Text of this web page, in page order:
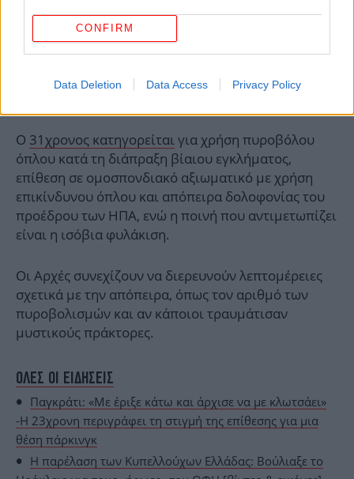
CONFIRM
Data Deletion Data Access Privacy Policy
Ο 31χρονος κατηγορείταιγια χρήση πυροβόλου
όπλου κατά τη διάπραξη βίαιου εγκλήματος,
επίθεση σε ομοσπονδιακό αξιωματικό με χρήση
επικίνδυνου όπλου και απόπειρα δολοφονίας του
προέδρου των ΗΠΑ, ενώ η ποινή που αντιμετωπίζει
είναι η ισόβια φυλάκιση.
Οι Αρχές συνεχίζουν να διερευνούν λεπτομέρειες
σχετικά με την απόπειρα, όπως τον αριθμό των
πυροβολισμών και αν κάποιοι τραυμάτισαν
μυστικούς πράκτορες.
ΟΛΕΣ ΟΙ ΕΙΔΗΣΕΙΣ
Παγκράτι: «Με έριξε κάτω και άρχισε να με κλωτσάει»
-Η 23χρονη περιγράφει τη στιγμή της επίθεσης για μια
θέση πάρκινγκ
Η παρέλαση των Κυπελλούχων Ελλάδας: Βούλιαξε το